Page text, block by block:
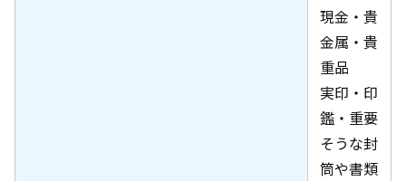
現金・貴
金属・貴
重品
実印・印
鑑・重要
そうな封
筒や書類